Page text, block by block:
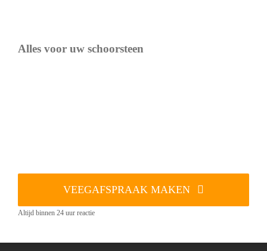
Alles voor uw schoorsteen
VEEGAFSPRAAK MAKEN
Altijd binnen 24 uur reactie